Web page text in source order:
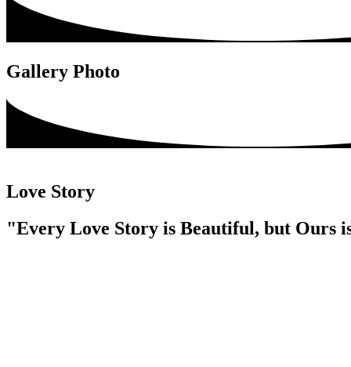
Gallery Photo
Love Story
"Every Love Story is Beautiful, but Ours